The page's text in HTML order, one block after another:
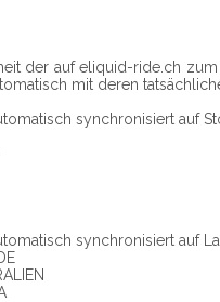
der auf eliquid-ride.ch
mit deren
synchronisiert auf
synchronisiert auf